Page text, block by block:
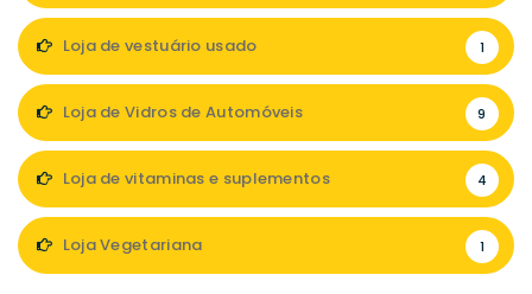
Loja de vestuário usado 1
Loja de Vidros de Automóveis 9
Loja de vitaminas e suplementos 4
Loja Vegetariana 1